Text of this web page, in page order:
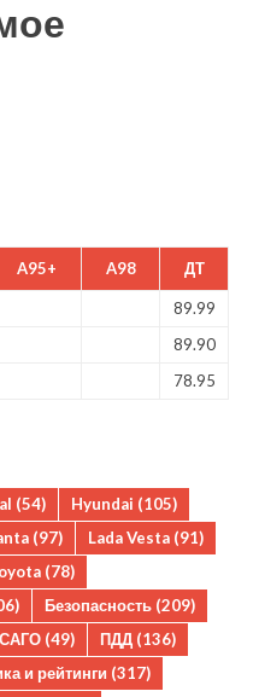
A95+ A98 ДТ
89.99
89.90
78.95
(54) Hyundai (105)
(97) Lada Vesta (91)
(78)
Безопасность (209)
(49) ПДД (136)
и рейтинги (317)